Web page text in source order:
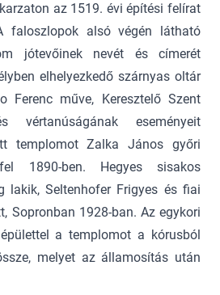
az 1519. évi építési felírat
faloszlopok alsó végén látható
jótevőinek nevét és címerét
elhelyezkedő szárnyas oltár
Ferenc műve, Keresztelő Szent
vértanúságának eseményeit
templomot Zalka János győri
1890-ben. Hegyes sisakos
lakik, Seltenhofer Frigyes és fiai
Sopronban 1928-ban. Az egykori
a templomot a kórusból
melyet az államosítás után